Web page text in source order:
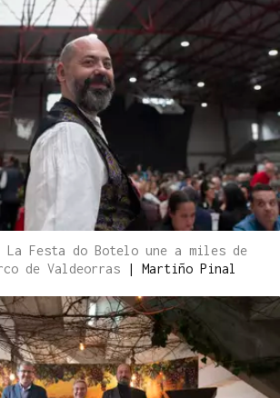
Festa do Botelo une a miles de
de Valdeorras
| Martiño Pinal